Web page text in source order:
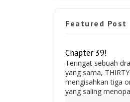
Featured Post
Chapter 39!
Teringat sebuah
yang sama,
mengisahkan tiga
yang saling